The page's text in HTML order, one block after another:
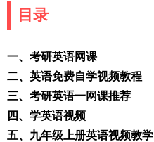
目录
一、考研英语网课
二、英语免费自学视频教程
三、考研英语一网课推荐
四、学英语视频
五、九年级上册英语视频教学